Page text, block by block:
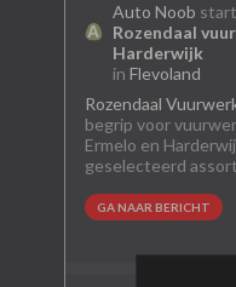
Auto Noob
Rozendaal
Harderwijk
inFlevoland
Rozendaal
begrip voor
Ermelo en
geselecteerd
GA NAAR BERICHT